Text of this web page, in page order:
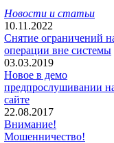
Новости и статьи
10.11.2022
Снятие ограничений
операции вне системы
03.03.2019
Новое в демо
предпрослушивании
сайте
22.08.2017
Внимание!
Мошенничество!